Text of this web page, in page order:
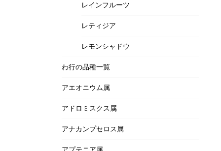
レインフルーツ
レティジア
レモンシャドウ
わ行の品種一覧
アエオニウム属
アドロミスクス属
アナカンプセロス属